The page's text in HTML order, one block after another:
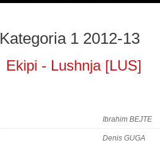
Kategoria 1 2012-13
Ekipi - Lushnja [LUS]
Ibrahim BEJTE
Denis GUGA